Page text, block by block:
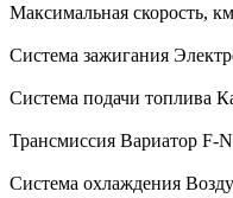
Максимальная скорость,
Система зажигания
Система подачи топлива
Трансмиссия Вариатор F-
Система охлаждения